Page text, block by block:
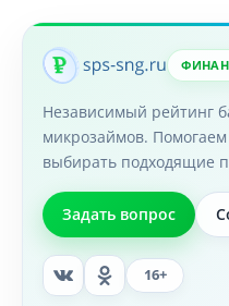
Независимый рейтинг
микрозаймов.
выбирать подходящие
Задать вопрос
16+